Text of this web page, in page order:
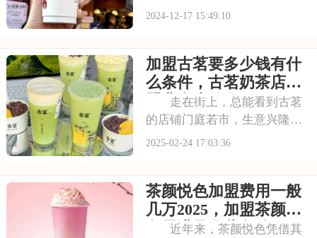
盟的共赢未来品牌。加盟茶颜
在这里，你将享受到从选址到
开业的全程指导和服务，共同
开创茶饮行业的共赢
2024-12-17 15:49:10
加盟古茗要多少钱有什
么条件，古茗奶茶店加
盟费多少钱啊
走在街上，总能看到古茗
的店铺门庭若市，生意兴隆。
这得益于它出色的产品品质和
生意红火起来。本文将为你揭
秘加盟古茗要多少钱有什么条
件，古茗奶茶店加盟
2025-02-24 17:03:36
茶颜悦色加盟费用一般
几万2025，加盟茶颜悦
色需满足哪些条件
近年来，茶颜悦色凭借其